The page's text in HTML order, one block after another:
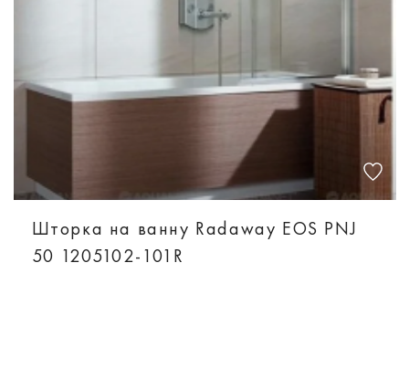
Шторка на ванну Radaway EOS PNJ
50 1205102-101R